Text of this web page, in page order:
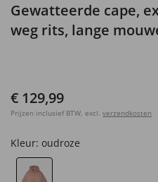
Gewatteerde cape,
weg rits, lange
€ 129,99
Prijzen inclusief BTW, excl. verzendkosten
Kleur: oudroze